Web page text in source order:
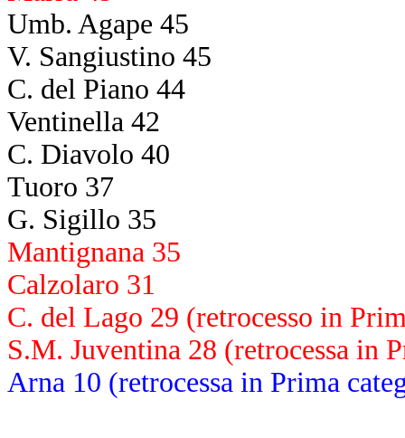
Umb. Agape 45
V. Sangiustino 45
C. del Piano 44
Ventinella 42
C. Diavolo 40
Tuoro 37
G. Sigillo 35
Mantignana 35
Calzolaro 31
C. del Lago 29 (retrocesso in
S.M. Juventina 28 (retrocessa in
Arna 10 (retrocessa in Prima